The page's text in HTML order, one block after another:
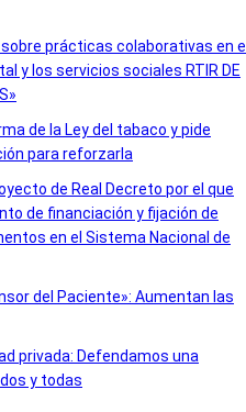
sobre prácticas colaborativas en
y los servicios sociales RTIR DE
de la Ley del tabaco y pide
para reforzarla
de Real Decreto por el que
de financiación y fijación de
en el Sistema Nacional de
del Paciente»: Aumentan las
privada: Defendamos una
y todas